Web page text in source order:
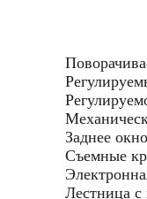
Заднее
Съемные
Лестница с